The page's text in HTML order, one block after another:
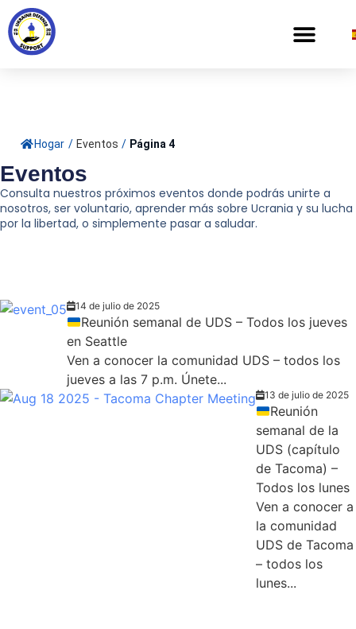
Hogar / Eventos / Página 4
Eventos
Consulta nuestros próximos eventos donde podrás unirte a
nosotros, ser voluntario, aprender más sobre Ucrania y su lucha
por la libertad, o simplemente pasar a saludar.
Reunión semanal de UDS – Todos los jueves
en Seattle
14 de julio de 2025
Ven a conocer la comunidad UDS – todos los
jueves a las 7 p.m. Únete...
Reunión
semanal de la
UDS (capítulo
de Tacoma) –
Todos los lunes
13 de julio de 2025
Ven a conocer a
la comunidad
UDS de Tacoma
– todos los
lunes...